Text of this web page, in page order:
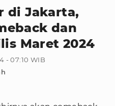
di Jakarta,
dan
Maret 2024
- 07:10 WIB